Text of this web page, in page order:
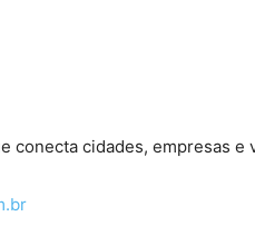
conecta cidades, empresas e